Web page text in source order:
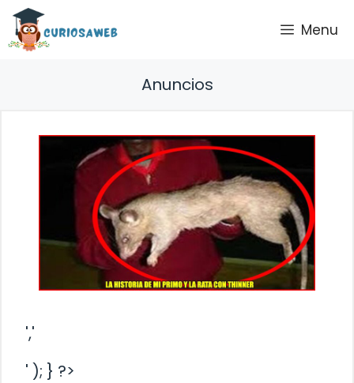
Saltar
contenido
Menu
Anuncios
','
' ); } ?>